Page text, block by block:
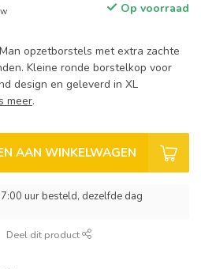
Op voorraad
opzetborstels met extra zachte
Kleine ronde borstelkop voor
design en geleverd in XL
meer.
AAN WINKELWAGEN
uur besteld, dezelfde dag
Deel dit product